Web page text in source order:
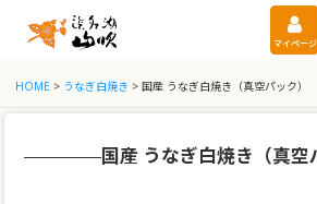
マイページ
HOME > うなぎ白焼き > 国産 うなぎ白焼き（真空パック）
国産 うなぎ白焼き（真空